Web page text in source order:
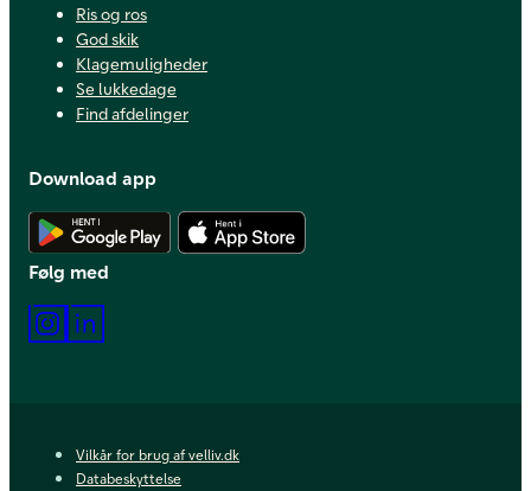
Ris og ros
God skik
Klagemuligheder
Se lukkedage
Find afdelinger
Download app
Hent Android app
Følg med
Instagram
Vilkår for brug af velliv.dk
Databeskyttelse